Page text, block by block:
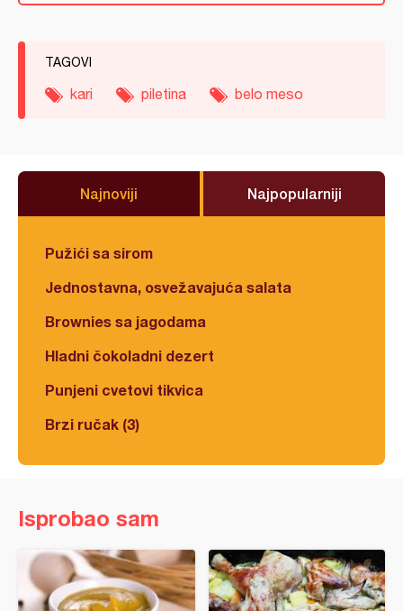
TAGOVI
kari piletina belo meso
Najnoviji Najpopularniji
Pužići sa sirom
Jednostavna, osvežavajuća salata
Brownies sa jagodama
Hladni čokoladni dezert
Punjeni cvetovi tikvica
Brzi ručak (3)
Isprobao sam